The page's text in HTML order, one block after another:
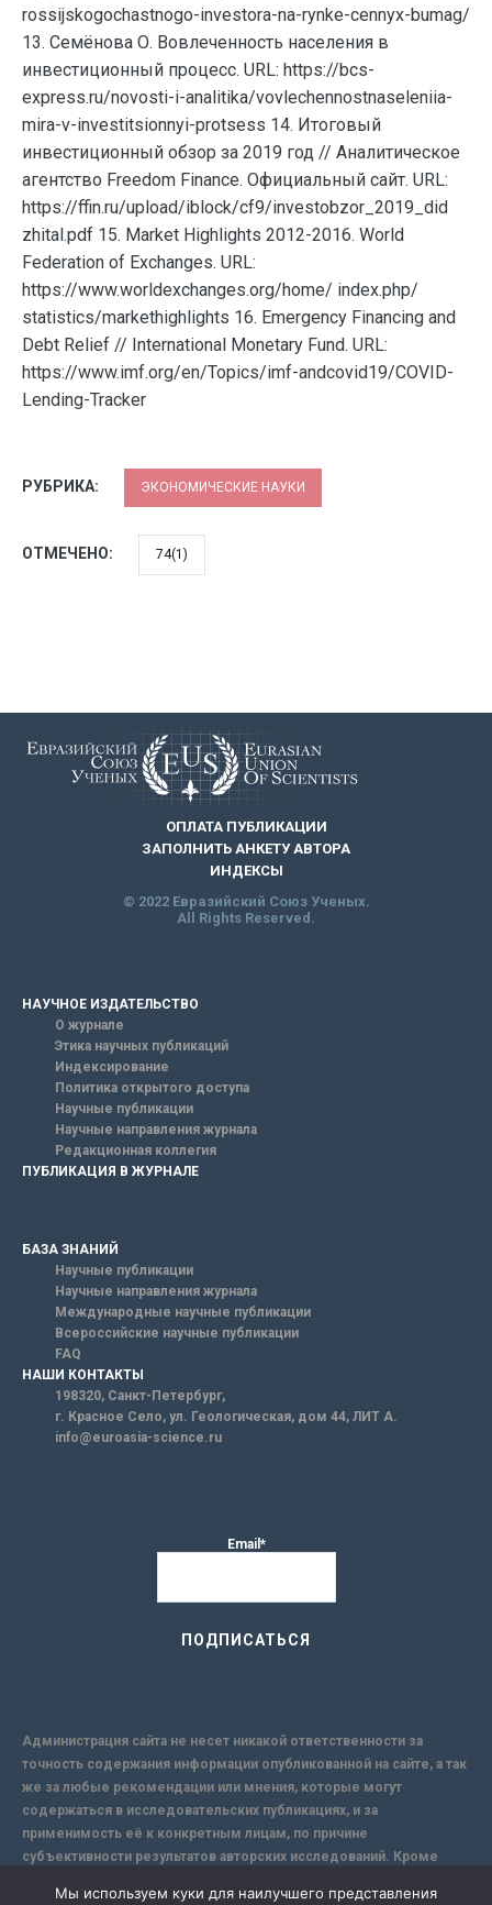
rossijskogochastnogo-investora-na-rynke-cennyx-bumag/
13. Семёнова О. Вовлеченность населения в
инвестиционный процесс. URL: https://bcs-
express.ru/novosti-i-analitika/vovlechennostnaseleniia-
mira-v-investitsionnyi-protsess 14. Итоговый
инвестиционный обзор за 2019 год // Аналитическое
агентство Freedom Finance. Официальный сайт. URL:
https://ffin.ru/upload/iblock/cf9/investobzor_2019_did
zhital.pdf 15. Market Highlights 2012-2016. World
Federation of Exchanges. URL:
https://www.worldexchanges.org/home/ index.php/
statistics/markethighlights 16. Emergency Financing and
Debt Relief // International Monetary Fund. URL:
https://www.imf.org/en/Topics/imf-andcovid19/COVID-
Lending-Tracker
РУБРИКА: ЭКОНОМИЧЕСКИЕ НАУКИ
ОТМЕЧЕНО: 74(1)
ОПЛАТА ПУБЛИКАЦИИ
ЗАПОЛНИТЬ АНКЕТУ АВТОРА
ИНДЕКСЫ
© 2022 Евразийский Союз Ученых.
All Rights Reserved.
НАУЧНОЕ ИЗДАТЕЛЬСТВО
О журнале
Этика научных публикаций
Индексирование
Политика открытого доступа
Научные публикации
Научные направления журнала
Редакционная коллегия
ПУБЛИКАЦИЯ В ЖУРНАЛЕ
БАЗА ЗНАНИЙ
Научные публикации
Научные направления журнала
Международные научные публикации
Всероссийские научные публикации
FAQ
НАШИ КОНТАКТЫ
198320, Санкт-Петербург,
г. Красное Село, ул. Геологическая, дом 44, ЛИТ А.
info@euroasia-science.ru
Email*
Администрация сайта не несет никакой ответственности за
точность содержания информации опубликованной на сайте, а так
же за любые рекомендации или мнения, которые могут
содержаться в исследовательских публикациях, и за
применимость её к конкретным лицам, по причине
субъективности результатов авторских исследований. Кроме
Мы используем куки для наилучшего представления